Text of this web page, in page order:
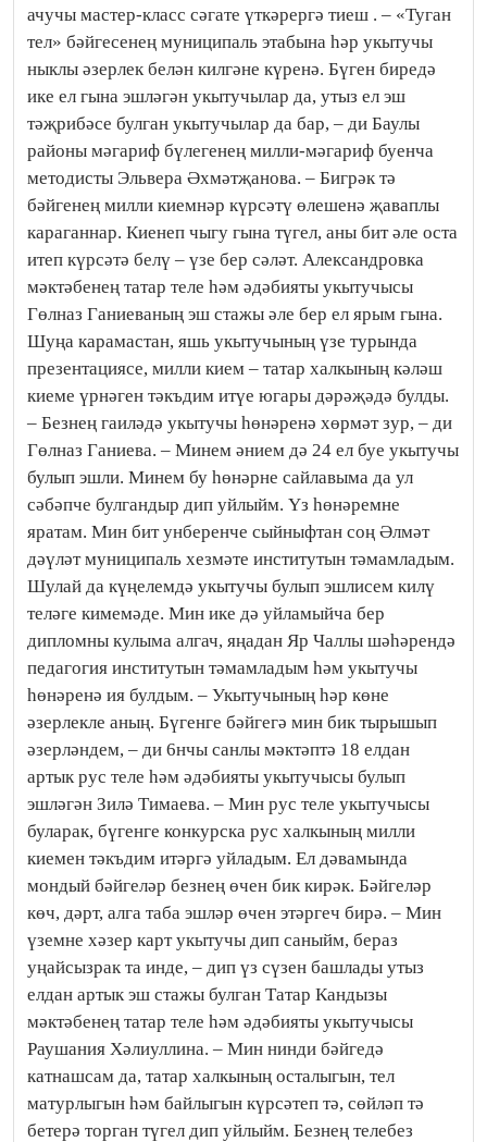
ачучы мастер-класс сәгате үткәрергә тиеш . – «Туган
тел» бәйгесенең муниципаль этабына һәр укытучы
ныклы әзерлек белән килгәне күренә. Бүген биредә
ике ел гына эшләгән укытучылар да, утыз ел эш
тәҗрибәсе булган укытучылар да бар, – ди Баулы
районы мәгариф бүлегенең милли-мәгариф буенча
методисты Эльвера Әхмәтҗанова. – Бигрәк тә
бәйгенең милли киемнәр күрсәтү өлешенә җаваплы
караганнар. Киенеп чыгу гына түгел, аны бит әле оста
итеп күрсәтә белү – үзе бер сәләт. Александровка
мәктәбенең татар теле һәм әдәбияты укытучысы
Гөлназ Ганиеваның эш стажы әле бер ел ярым гына.
Шуңа карамастан, яшь укытучының үзе турында
презентациясе, милли кием – татар халкының кәләш
киеме үрнәген тәкъдим итүе югары дәрәҗәдә булды.
– Безнең гаиләдә укытучы һөнәренә хөрмәт зур, – ди
Гөлназ Ганиева. – Минем әнием дә 24 ел буе укытучы
булып эшли. Минем бу һөнәрне сайлавыма да ул
сәбәпче булгандыр дип уйлыйм. Үз һөнәремне
яратам. Мин бит унберенче сыйныфтан соң Әлмәт
дәүләт муниципаль хезмәте институтын тәмамладым.
Шулай да күңелемдә укытучы булып эшлисем килү
теләге кимемәде. Мин ике дә уйламыйча бер
дипломны кулыма алгач, яңадан Яр Чаллы шәһәрендә
педагогия институтын тәмамладым һәм укытучы
һөнәренә ия булдым. – Укытучының һәр көне
әзерлекле аның. Бүгенге бәйгегә мин бик тырышып
әзерләндем, – ди 6нчы санлы мәктәптә 18 елдан
артык рус теле һәм әдәбияты укытучысы булып
эшләгән Зилә Тимаева. – Мин рус теле укытучысы
буларак, бүгенге конкурска рус халкының милли
киемен тәкъдим итәргә уйладым. Ел дәвамында
мондый бәйгеләр безнең өчен бик кирәк. Бәйгеләр
көч, дәрт, алга таба эшләр өчен этәргеч бирә. – Мин
үземне хәзер карт укытучы дип саныйм, бераз
уңайсызрак та инде, – дип үз сүзен башлады утыз
елдан артык эш стажы булган Татар Кандызы
мәктәбенең татар теле һәм әдәбияты укытучысы
Раушания Хәлиуллина. – Мин нинди бәйгедә
катнашсам да, татар халкының осталыгын, тел
матурлыгын һәм байлыгын күрсәтеп тә, сөйләп тә
бетерә торган түгел дип уйлыйм. Безнең телебез